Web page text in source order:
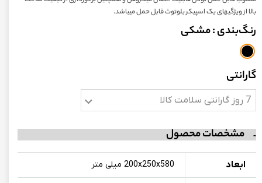
بالا از ویژگیهای یک اسپیکر بلوتوثقابل حمل میباشد.
رنگ‌بندی: مشکی
گارانتی
7 روز گارانتی سلامت کالا
مشخصات محصول
ابعاد 200x250x580 میلی متر